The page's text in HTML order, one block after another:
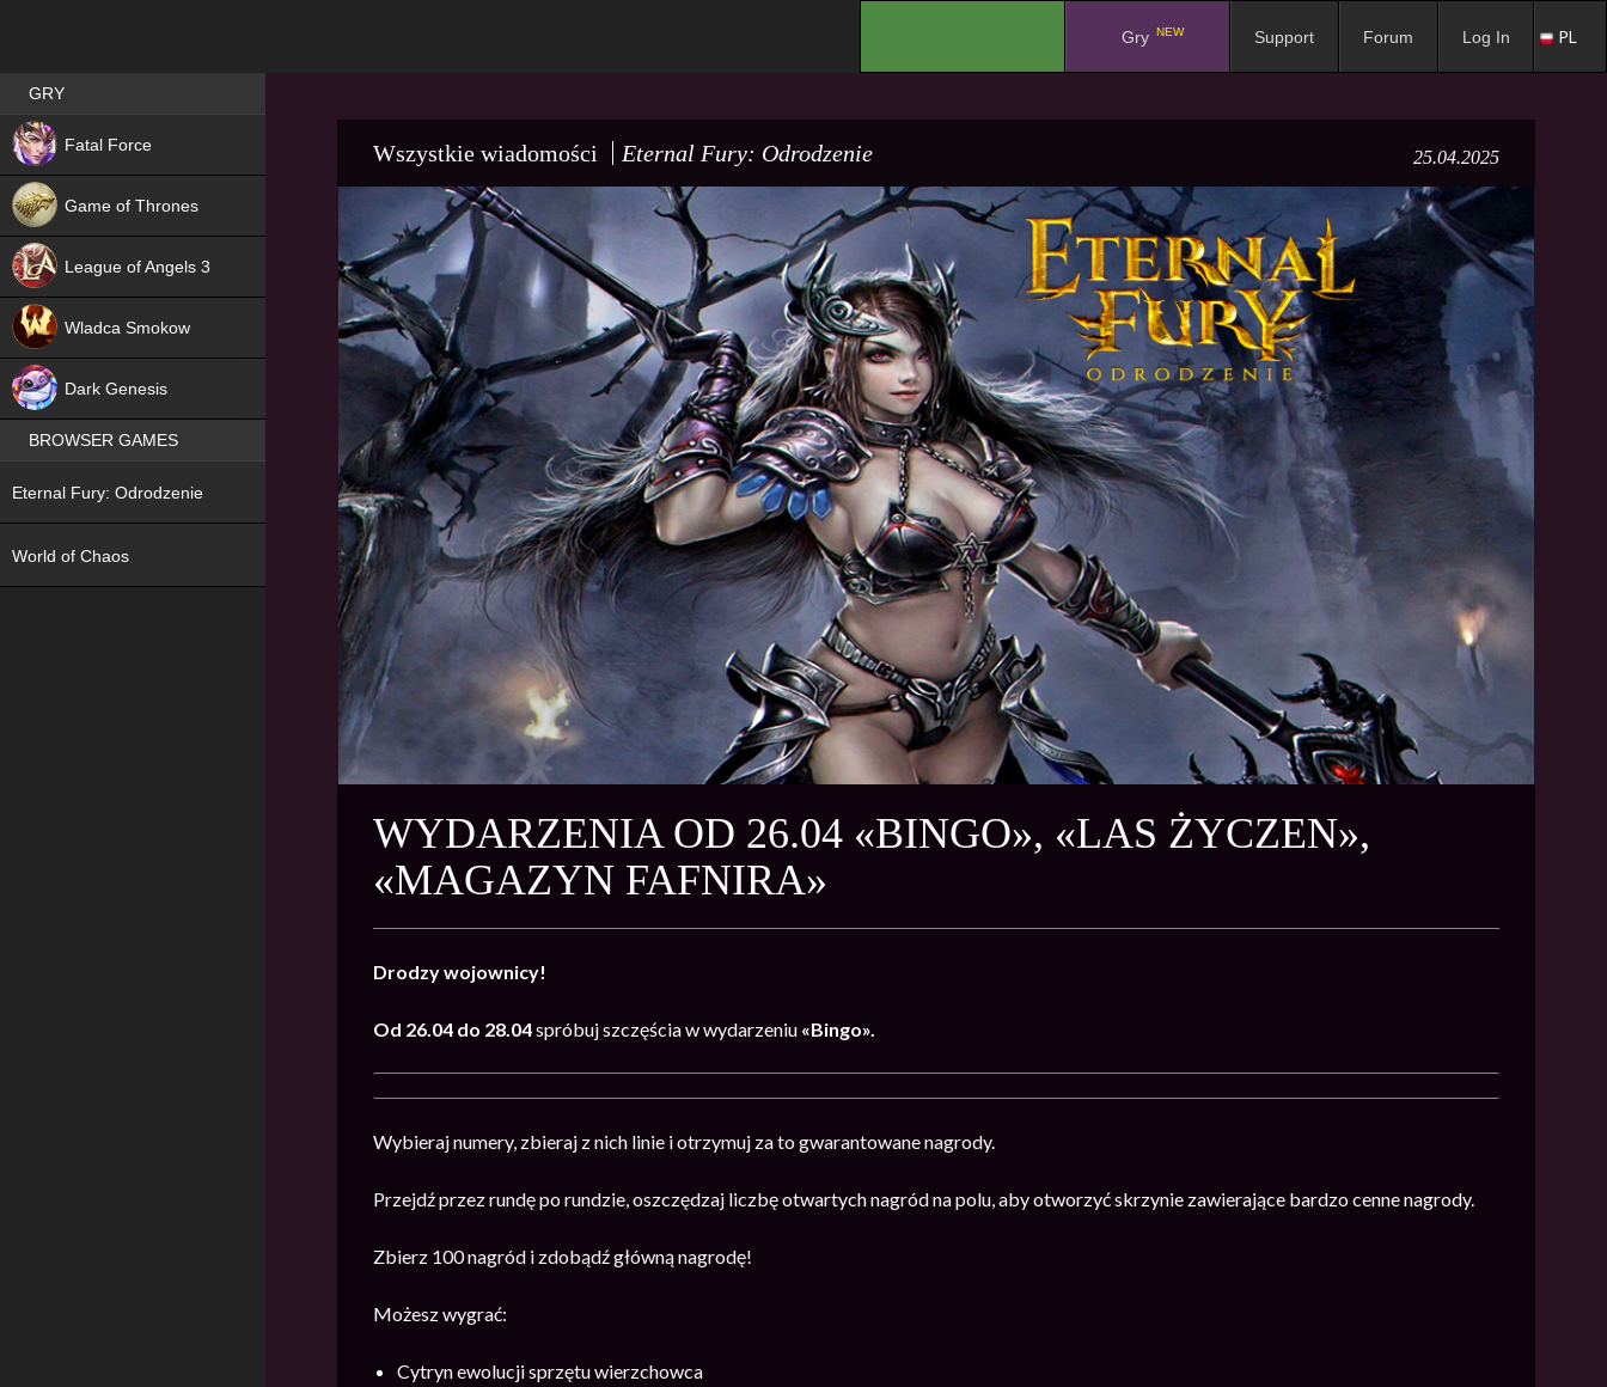
Gry NEW Support Forum Log In PL
Wszystkie wiadomości Eternal Fury: Odrodzenie 25.04.2025
WYDARZENIA OD 26.04 «BINGO», «LAS ŻYCZEN»,
«MAGAZYN FAFNIRA»
Drodzy wojownicy!
Od 26.04 do 28.04spróbuj szczęścia w wydarzeniu «Bingo».
Wybieraj numery, zbieraj z nich linie i otrzymuj za to gwarantowane nagrody.
Przejdź przez rundę po rundzie, oszczędzaj liczbę otwartych nagród na polu, aby otworzyć skrzynie zawierające bardzo cenne nagrody.
Zbierz 100 nagród i zdobądź główną nagrodę!
Możesz wygrać:
Cytryn ewolucji sprzętu wierzchowca
Best RPG games in Poland
GRY
Fatal Force
Game of Thrones
League of Angels 3
Wladca Smokow
Dark Genesis
BROWSER GAMES
Eternal Fury: Odrodzenie
World of Chaos